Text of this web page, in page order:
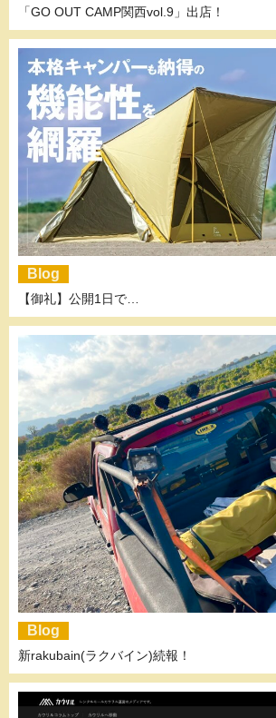
「GO OUT CAMP関西vol.9」出店！
Blog
【御礼】公開1日で…
Blog
新rakubain(ラクバイン)続報！